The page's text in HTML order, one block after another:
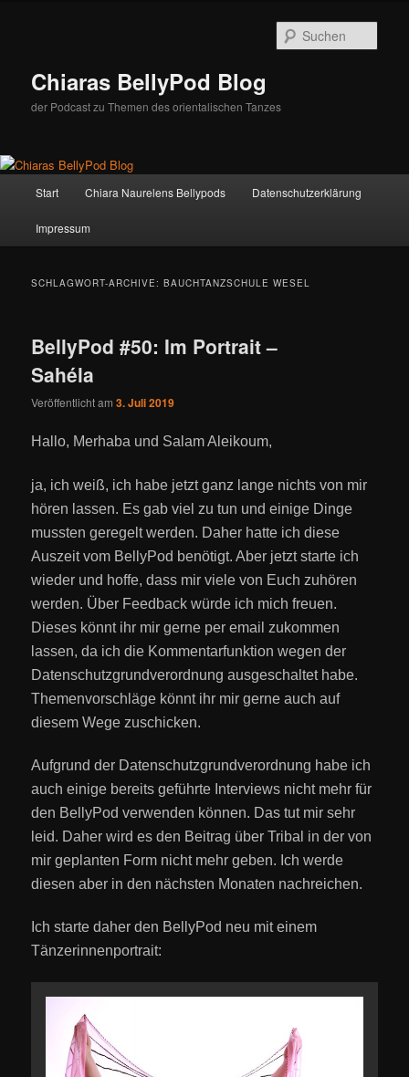
Chiaras BellyPod Blog
der Podcast zu Themen des orientalischen Tanzes
Start Chiara Naurelens Bellypods Datenschutzerklärung
Impressum
SCHLAGWORT-ARCHIVE:BAUCHTANZSCHULE WESEL
BellyPod #50: Im Portrait –
Sahéla
Veröffentlicht am3. Juli 2019
Hallo, Merhaba und Salam Aleikoum,
ja, ich weiß, ich habe jetzt ganz lange nichts von mir
hören lassen. Es gab viel zu tun und einige Dinge
mussten geregelt werden. Daher hatte ich diese
Auszeit vom BellyPod benötigt. Aber jetzt starte ich
wieder und hoffe, dass mir viele von Euch zuhören
werden. Über Feedback würde ich mich freuen.
Dieses könnt ihr mir gerne per email zukommen
lassen, da ich die Kommentarfunktion wegen der
Datenschutzgrundverordnung ausgeschaltet habe.
Themenvorschläge könnt ihr mir gerne auch auf
diesem Wege zuschicken.
Aufgrund der Datenschutzgrundverordnung habe ich
auch einige bereits geführte Interviews nicht mehr für
den BellyPod verwenden können. Das tut mir sehr
leid. Daher wird es den Beitrag über Tribal in der von
mir geplanten Form nicht mehr geben. Ich werde
diesen aber in den nächsten Monaten nachreichen.
Ich starte daher den BellyPod neu mit einem
Tänzerinnenportrait: